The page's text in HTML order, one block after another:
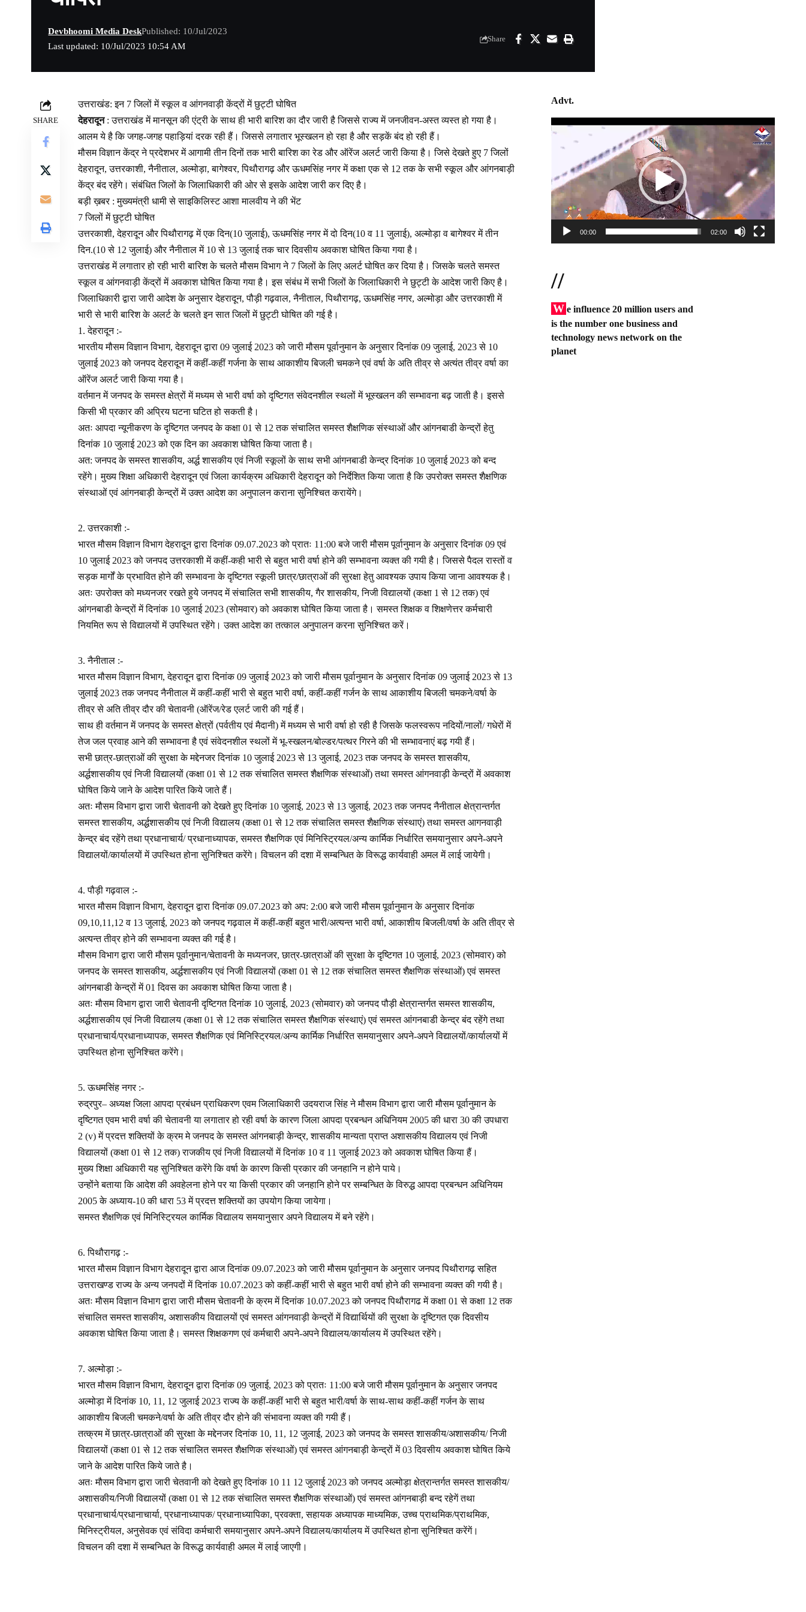
Last updated: 10/Jul/2023 10:54 AM
Devbhoomi Media DeskPublished: 10/Jul/2023
Share
SHARE
उत्तराखंड: इन 7 जिलों में स्कूल व आंगनवाड़ी केंद्रों में छुट्टी घोषित
देहरादून: उत्तराखंड में मानसून की एंट्री के साथ ही भारी बारिश का दौर जारी है जिससे राज्य में जनजीवन-अस्त व्यस्त हो गया है।
आलम ये है कि जगह-जगह पहाड़ियां दरक रही हैं। जिससे लगातार भूस्खलन हो रहा है और सड़कें बंद हो रही हैं।
मौसम विज्ञान केंद्र ने प्रदेशभर में आगामी तीन दिनों तक भारी बारिश का रेड और ऑरेंज अलर्ट जारी किया है। जिसे देखते हुए 7 जिलों
देहरादून, उत्तरकाशी, नैनीताल, अल्मोड़ा, बागेश्वर, पिथौरागढ़ और ऊधमसिंह नगर में कक्षा एक से 12 तक के सभी स्कूल और आंगनबाड़ी
केंद्र बंद रहेंगे। संबंधित जिलों के जिलाधिकारी की ओर से इसके आदेश जारी कर दिए है।
बड़ी ख़बर : मुख्यमंत्री धामी से साइकिलिस्ट आशा मालवीय ने की भेंट
7 जिलों में छुट्टी घोषित
उत्तरकाशी, देहरादून और पिथौरागढ़ में एक दिन(10 जुलाई), ऊधमसिंह नगर में दो दिन(10 व 11 जुलाई), अल्मोड़ा व बागेश्वर में तीन
दिन.(10 से 12 जुलाई) और नैनीताल में 10 से 13 जुलाई तक चार दिवसीय अवकाश घोषित किया गया है।
उत्तराखंड में लगातार हो रही भारी बारिश के चलते मौसम विभाग ने 7 जिलों के लिए अलर्ट घोषित कर दिया है। जिसके चलते समस्त
स्कूल व आंगनवाड़ी केंद्रों में अवकाश घोषित किया गया है। इस संबंध में सभी जिलों के जिलाधिकारी ने छुट्टी के आदेश जारी किए है।
जिलाधिकारी द्वारा जारी आदेश के अनुसार देहरादून, पौड़ी गढ़वाल, नैनीताल, पिथौरागढ़, ऊधमसिंह नगर, अल्मोड़ा और उत्तरकाशी में
भारी से भारी बारिश के अलर्ट के चलते इन सात जिलों में छुट्टी घोषित की गई है।
1. देहरादून :-
भारतीय मौसम विज्ञान विभाग, देहरादून द्वारा 09 जुलाई 2023 को जारी मौसम पूर्वानुमान के अनुसार दिनांक 09 जुलाई, 2023 से 10
जुलाई 2023 को जनपद देहरादून में कहीं-कहीं गर्जना के साथ आकाशीय बिजली चमकने एवं वर्षा के अति तीव्र से अत्यंत तीव्र वर्षा का
ऑरेंज अलर्ट जारी किया गया है।
वर्तमान में जनपद के समस्त क्षेत्रों में मध्यम से भारी वर्षा को दृष्टिगत संवेदनशील स्थलों में भूस्खलन की सम्भावना बढ़ जाती है। इससे
किसी भी प्रकार की अप्रिय घटना घटित हो सकती है।
अतः आपदा न्यूनीकरण के दृष्टिगत जनपद के कक्षा 01 से 12 तक संचालित समस्त शैक्षणिक संस्थाओं और आंगनबाडी केन्द्रों हेतु
दिनांक 10 जुलाई 2023 को एक दिन का अवकाश घोषित किया जाता है।
अत: जनपद के समस्त शासकीय, अर्द्ध शासकीय एवं निजी स्कूलों के साथ सभी आंगनबाडी केन्द्र दिनांक 10 जुलाई 2023 को बन्द
रहेंगे। मुख्य शिक्षा अधिकारी देहरादून एवं जिला कार्यक्रम अधिकारी देहरादून को निर्देशित किया जाता है कि उपरोक्त समस्त शैक्षणिक
संस्थाओं एवं आंगनबाड़ी केन्द्रों में उक्त आदेश का अनुपालन कराना सुनिश्चित करायेंगे।
2. उत्तरकाशी :-
भारत मौसम विज्ञान विभाग देहरादून द्वारा दिनांक 09.07.2023 को प्रातः 11:00 बजे जारी मौसम पूर्वानुमान के अनुसार दिनांक 09 एवं
10 जुलाई 2023 को जनपद उत्तरकाशी में कहीं-कही भारी से बहुत भारी वर्षा होने की सम्भावना व्यक्त की गयी है। जिससे पैदल रास्तों व
सड़क मार्गों के प्रभावित होने की सम्भावना के दृष्टिगत स्कूली छात्र/छात्राओं की सुरक्षा हेतु आवश्यक उपाय किया जाना आवश्यक है।
अतः उपरोक्त को मध्यनजर रखते हुये जनपद में संचालित सभी शासकीय, गैर शासकीय, निजी विद्यालयों (कक्षा 1 से 12 तक) एवं
आंगनबाडी केन्द्रों में दिनांक 10 जुलाई 2023 (सोमवार) को अवकाश घोषित किया जाता है। समस्त शिक्षक व शिक्षणेत्तर कर्मचारी
नियमित रूप से विद्यालयों में उपस्थित रहेंगे। उक्त आदेश का तत्काल अनुपालन करना सुनिश्चित करें।
3. नैनीताल :-
भारत मौसम विज्ञान विभाग, देहरादून द्वारा दिनांक 09 जुलाई 2023 को जारी मौसम पूर्वानुमान के अनुसार दिनांक 09 जुलाई 2023 से 13
जुलाई 2023 तक जनपद नैनीताल में कहीं-कहीं भारी से बहुत भारी वर्षा, कहीं-कहीं गर्जन के साथ आकाशीय बिजली चमकने/वर्षा के
तीव्र से अति तीव्र दौर की चेतावनी (ऑरेंज/रेड एलर्ट जारी की गई हैं।
साथ ही वर्तमान में जनपद के समस्त क्षेत्रों (पर्वतीय एवं मैदानी) में मध्यम से भारी वर्षा हो रही है जिसके फलस्वरूप नदियों/नालों/ गधेरों में
तेज जल प्रवाह आने की सम्भावना है एवं संवेदनशील स्थलों में भू-स्खलन/बोल्डर/पत्थर गिरने की भी सम्भावनाएं बढ़ गयी हैं।
सभी छात्र-छात्राओं की सुरक्षा के मद्देनजर दिनांक 10 जुलाई 2023 से 13 जुलाई, 2023 तक जनपद के समस्त शासकीय,
अर्द्धशासकीय एवं निजी विद्यालयों (कक्षा 01 से 12 तक संचालित समस्त शैक्षणिक संस्थाओं) तथा समस्त आंगनवाड़ी केन्द्रों में अवकाश
घोषित किये जाने के आदेश पारित किये जाते हैं।
अतः मौसम विभाग द्वारा जारी चेतावनी को देखते हुए दिनांक 10 जुलाई, 2023 से 13 जुलाई, 2023 तक जनपद नैनीताल क्षेत्रान्तर्गत
समस्त शासकीय, अर्द्धशासकीय एवं निजी विद्यालय (कक्षा 01 से 12 तक संचालित समस्त शैक्षणिक संस्थाएं) तथा समस्त आगनवाड़ी
केन्द्र बंद रहेंगे तथा प्रधानाचार्य/ प्रधानाध्यापक, समस्त शैक्षणिक एवं मिनिस्ट्रियल/अन्य कार्मिक निर्धारित समयानुसार अपने-अपने
विद्यालयों/कार्यालयों में उपस्थित होना सुनिश्चित करेंगे। विचलन की दशा में सम्बन्धित के विरूद्ध कार्यवाही अमल में लाई जायेगी।
4. पौड़ी गढ़वाल :-
भारत मौसम विज्ञान विभाग, देहरादून द्वारा दिनांक 09.07.2023 को अप: 2:00 बजे जारी मौसम पूर्वानुमान के अनुसार दिनांक
09,10,11,12 व 13 जुलाई, 2023 को जनपद गढ़वाल में कहीं-कहीं बहुत भारी/अत्यन्त भारी वर्षा, आकाशीय बिजली/वर्षा के अति तीव्र से
अत्यन्त तीव्र होने की सम्भावना व्यक्त की गई है।
मौसम विभाग द्वारा जारी मौसम पूर्वानुमान/चेतावनी के मध्यनजर, छात्र-छात्राओं की सुरक्षा के दृष्टिगत 10 जुलाई, 2023 (सोमवार) को
जनपद के समस्त शासकीय, अर्द्धशासकीय एवं निजी विद्यालयों (कक्षा 01 से 12 तक संचालित समस्त शैक्षणिक संस्थाओं) एवं समस्त
आंगनबाडी केन्द्रों में 01 दिवस का अवकाश घोषित किया जाता है।
अतः मौसम विभाग द्वारा जारी चेतावनी दृष्टिगत दिनांक 10 जुलाई, 2023 (सोमवार) को जनपद पौड़ी क्षेत्रान्तर्गत समस्त शासकीय,
अर्द्धशासकीय एवं निजी विद्यालय (कक्षा 01 से 12 तक संचालित समस्त शैक्षणिक संस्थाएं) एवं समस्त आंगनबाडी केन्द्र बंद रहेंगे तथा
प्रधानाचार्य/प्रधानाध्यापक, समस्त शैक्षणिक एवं मिनिस्ट्रियल/अन्य कार्मिक निर्धारित समयानुसार अपने-अपने विद्यालयों/कार्यालयों में
उपस्थित होना सुनिश्चित करेंगे।
5. ऊधमसिंह नगर :-
रुद्रपुर– अध्यक्ष जिला आपदा प्रबंधन प्राधिकरण एवम जिलाधिकारी उदयराज सिंह ने मौसम विभाग द्वारा जारी मौसम पूर्वानुमान के
दृष्टिगत एवम भारी वर्षा की चेतावनी या लगातार हो रही वर्षा के कारण जिला आपदा प्रबन्धन अधिनियम 2005 की धारा 30 की उपधारा
2 (v) में प्रदत्त शक्तियों के क्रम मे जनपद के समस्त आंगनबाड़ी केन्द्र, शासकीय मान्यता प्राप्त अशासकीय विद्यालय एवं निजी
विद्यालयों (कक्षा 01 से 12 तक) राजकीय एवं निजी विद्यालयों में दिनांक 10 व 11 जुलाई 2023 को अवकाश घोषित किया हैं।
मुख्य शिक्षा अधिकारी यह सुनिश्चित करेंगे कि वर्षा के कारण किसी प्रकार की जनहानि न होने पाये।
उन्होंने बताया कि आदेश की अवहेलना होने पर या किसी प्रकार की जनहानि होने पर सम्बन्धित के विरुद्ध आपदा प्रबन्धन अधिनियम
2005 के अध्याय-10 की धारा 53 में प्रदत्त शक्तियों का उपयोग किया जायेगा।
समस्त शैक्षणिक एवं मिनिस्ट्रियल कार्मिक विद्यालय समयानुसार अपने विद्यालय में बने रहेंगे।
6. पिथौरागढ़ :-
भारत मौसम विज्ञान विभाग देहरादून द्वारा आज दिनांक 09.07.2023 को जारी मौसम पूर्वानुमान के अनुसार जनपद पिथौरागढ़ सहित
उत्तराखण्ड राज्य के अन्य जनपदों में दिनांक 10.07.2023 को कहीं-कहीं भारी से बहुत भारी वर्षा होने की सम्भावना व्यक्त की गयी है।
अतः मौसम विज्ञान विभाग द्वारा जारी मौसम चेतावनी के क्रम में दिनांक 10.07.2023 को जनपद पिथौरागढ में कक्षा 01 से कक्षा 12 तक
संचालित समस्त शासकीय, अशासकीय विद्यालयों एवं समस्त आंगनवाड़ी केन्द्रों में विद्यार्थियों की सुरक्षा के दृष्टिगत एक दिवसीय
अवकाश घोषित किया जाता है। समस्त शिक्षकगण एवं कर्मचारी अपने-अपने विद्यालय/कार्यालय में उपस्थित रहेंगे।
7. अल्मोड़ा :-
भारत मौसम विज्ञान विभाग, देहरादून द्वारा दिनांक 09 जुलाई, 2023 को प्रातः 11:00 बजे जारी मौसम पूर्वानुमान के अनुसार जनपद
अल्मोड़ा में दिनांक 10, 11, 12 जुलाई 2023 राज्य के कहीं-कहीं भारी से बहुत भारी/वर्षा के साथ-साथ कहीं-कहीं गर्जन के साथ
आकाशीय बिजली चमकने/वर्षा के अति तीव्र दौर होने की संभावना व्यक्त की गयी हैं।
तत्क्रम में छात्र-छात्राओं की सुरक्षा के मद्देनजर दिनांक 10, 11, 12 जुलाई, 2023 को जनपद के समस्त शासकीय/अशासकीय/ निजी
विद्यालयों (कक्षा 01 से 12 तक संचालित समस्त शैक्षणिक संस्थाओं) एवं समस्त आंगनबाड़ी केन्द्रों में 03 दिवसीय अवकाश घोषित किये
जाने के आदेश पारित किये जाते है।
अतः मौसम विभाग द्वारा जारी चेतवानी को देखते हुए दिनांक 10 11 12 जुलाई 2023 को जनपद अल्मोड़ा क्षेत्रान्तर्गत समस्त शासकीय/
अशासकीय/निजी विद्यालयों (कक्षा 01 से 12 तक संचालित समस्त शैक्षणिक संस्थाओं) एवं समस्त आंगनबाड़ी बन्द रहेगें तथा
प्रधानाचार्य/प्रधानाचार्या, प्रधानाध्यापक/ प्रधानाध्यापिका, प्रवक्ता, सहायक अध्यापक माध्यमिक, उच्च प्राथमिक/प्राथमिक,
मिनिस्ट्रीयल, अनुसेवक एवं संविदा कर्मचारी समयानुसार अपने-अपने विद्यालय/कार्यालय में उपस्थित होना सुनिश्चित करेंगें।
विचलन की दशा में सम्बन्धित के विरूद्ध कार्यवाही अमल में लाई जाएगी।
Advt.
Video
00:00 02:00
//
W e influence 20 million users and
is the number one business and
technology news network on the
planet